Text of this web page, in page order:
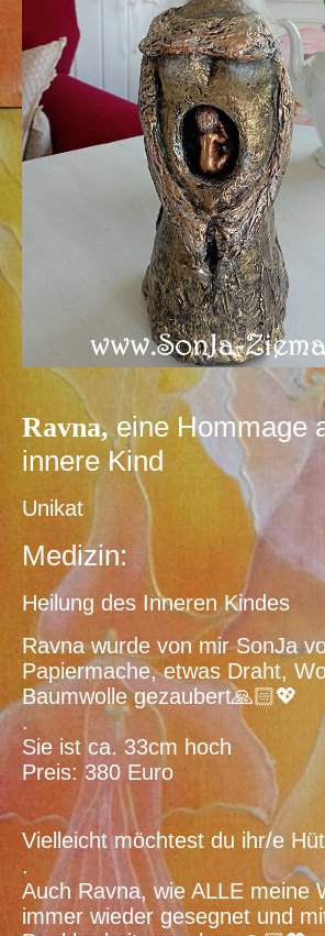
Ravna, eine Hommage
innere Kind
Unikat
Medizin:
Heilung des Inneren Kindes
Ravna wurde von mir SonJa
Papiermache, etwas Draht,
Baumwolle gezaubert🙏🏻💖
.
Sie ist ca. 33cm hoch
Preis: 380 Euro
Vielleicht möchtest du ihr/e
.
Auch Ravna, wie ALLE meine
immer wieder gesegnet und